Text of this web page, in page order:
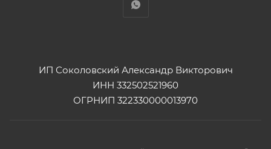
ИП Соколовский Александр Викторович
ИНН 332502521960
ОГРНИП 322330000013970